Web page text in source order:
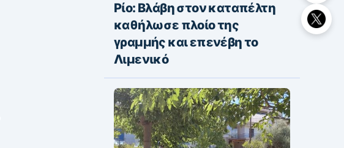
Ρίο: Βλάβη στον καταπέλτη
καθήλωσε πλοίο της
γραμμής και επενέβη το
Λιμενικό